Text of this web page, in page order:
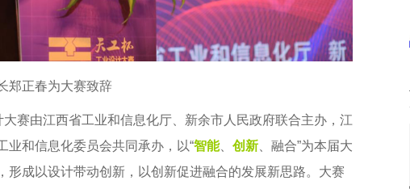
郑正春为大赛致辞
大赛由江西省工业和信息化厅、新余市人民政府联合主办，江
业和信息化委员会共同承办，以“智能、 创新、融合”为本届大
形成以设计带动创新，以创新促进融合的发展新思路。大赛